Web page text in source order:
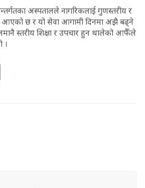
अस्पतालले नागरिकलाई गुणस्तरीय र
आएको छ र यो सेवा आगामी दिनमा अझै बढ्ने
स्तरीय शिक्षा र उपचार हुन थालेको आफैँले
।